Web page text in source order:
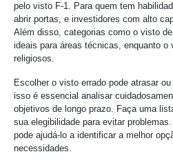
pelo visto F-1. Para quem tem
abrir portas, e investidores com alto
Além disso, categorias como o visto
ideais para áreas técnicas, enquanto o
religiosos.
Escolher o visto errado pode atrasar
isso é essencial analisar
objetivos de longo prazo. Faça uma
sua elegibilidade para evitar
pode ajudá-lo a identificar a melhor
necessidades.